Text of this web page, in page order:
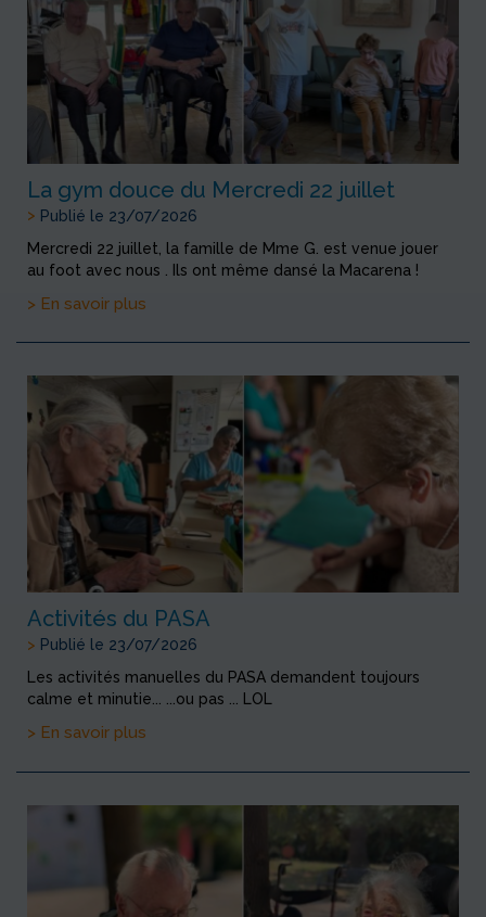
La gym douce du Mercredi 22 juillet
> Publié le 23/07/2026
Mercredi 22 juillet, la famille de Mme G. est venue jouer
au foot avec nous . Ils ont même dansé la Macarena !
> En savoir plus
Activités du PASA
> Publié le 23/07/2026
Les activités manuelles du PASA demandent toujours
calme et minutie... ...ou pas ... LOL
> En savoir plus